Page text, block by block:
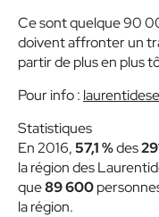
Ce sont quelque 90
doivent affronter un
partir de plus en plus
Pour info :
Statistiques
En 2016,57,1 %des
la région des
que89 600
la région.